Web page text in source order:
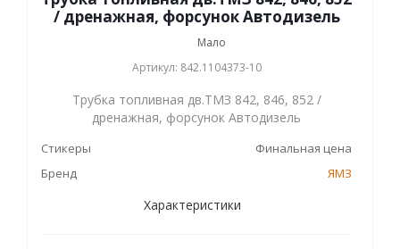
/ дренажная, форсунок Автодизель
Мало
Артикул: 842.1104373-10
Трубка топливная дв.ТМЗ 842, 846, 852 /
дренажная, форсунок Автодизель
Стикеры
Финальная цена
Бренд
ЯМЗ
Характеристики